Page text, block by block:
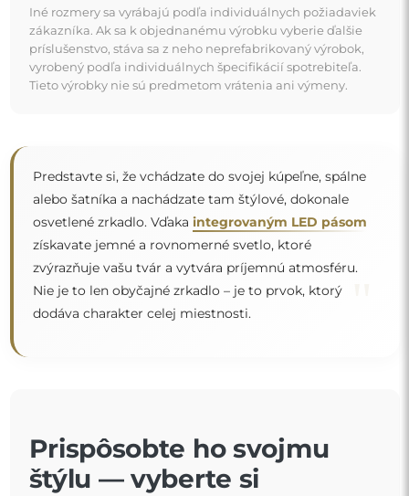
Iné rozmery sa vyrábajú podľa individuálnych požiadaviek
zákazníka. Ak sa k objednanému výrobku vyberie ďalšie
príslušenstvo, stáva sa z neho neprefabrikovaný výrobok,
vyrobený podľa individuálnych špecifikácií spotrebiteľa.
Tieto výrobky nie sú predmetom vrátenia ani výmeny.
Predstavte si, že vchádzate do svojej kúpeľne, spálne
alebo šatníka a nachádzate tam štýlové, dokonale
osvetlené zrkadlo. Vďaka integrovaným LED pásom
získavate jemné a rovnomerné svetlo, ktoré
zvýrazňuje vašu tvár a vytvára príjemnú atmosféru.
Nie je to len obyčajné zrkadlo – je to prvok, ktorý
dodáva charakter celej miestnosti.
Prispôsobte ho svojmu
štýlu — vyberte si